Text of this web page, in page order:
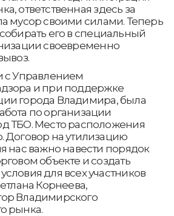
ответственная здесь за
мусор своими силами. Теперь
его в специальный
своевременно
с Управлением
и при поддержке
города Владимира, была
по организации
ТБО. Место расположения
Договор на утилизацию
нас важно навести порядок
объекте и создать
для всех участников
Корнеева,
Владимирского
рынка.